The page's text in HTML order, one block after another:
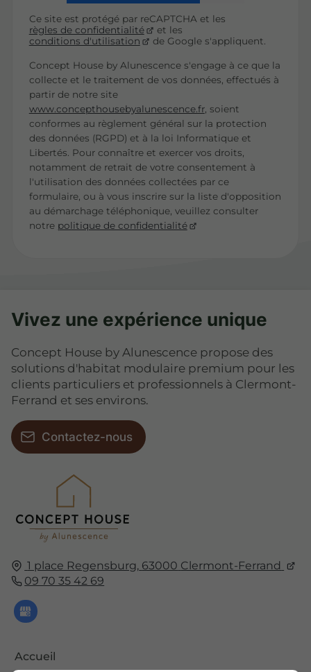
Ce site est protégé par reCAPTCHA et les
règles de confidentialité
et les
conditions d'utilisation
de Google s'appliquent.
Concept House by Alunescence s'engage à ce que la
collecte et le traitement de vos données, effectués à
partir de notre site
www.concepthousebyalunescence.fr, soient
conformes au règlement général sur la protection
des données (RGPD) et à la loi Informatique et
Libertés. Pour connaître et exercer vos droits,
notamment de retrait de votre consentement à
l'utilisation des données collectées par ce
formulaire, ou à vous inscrire sur la liste d'opposition
au démarchage téléphonique, veuillez consulter
notre politique de confidentialité
1 place Regensburg, 63000 Clermont-Ferrand
09 70 35 42 69
Accueil
Vivez une expérience unique
Concept House by Alunescence propose des
solutions d'habitat modulaire premium pour les
clients particuliers et professionnels à Clermont-
Ferrand et ses environs.
Contactez-nous